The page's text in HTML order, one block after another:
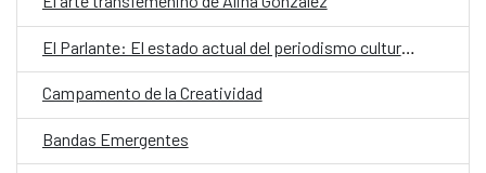
El Parlante: El estado actual del periodismo cultural en Costa Rica
Campamento de la Creatividad
Bandas Emergentes